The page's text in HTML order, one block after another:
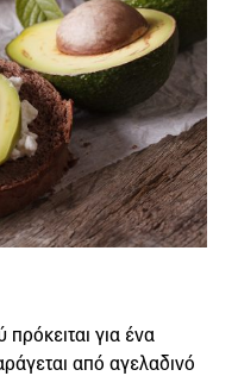
για ένα
από αγελαδινό